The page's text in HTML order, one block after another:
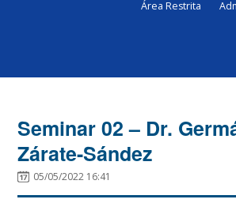
Área Restrita
Seminar 02 – Dr.
Zárate-Sández
05/05/2022 16:41